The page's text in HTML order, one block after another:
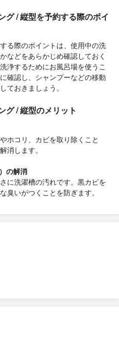
グ / 縦型を予約する際のポイ
る際のポイントは、使用中の洗
などをあらかじめ確認しておく
浄するためにお風呂場を使うこ
確認し、シャンプーなどの移動
ておきましょう。
グ / 縦型のメリット
ホコリ、カビを取り除くこと
消します。
の解消
に洗濯槽の汚れです。黒カビを
臭いがつくことを防ぎます。